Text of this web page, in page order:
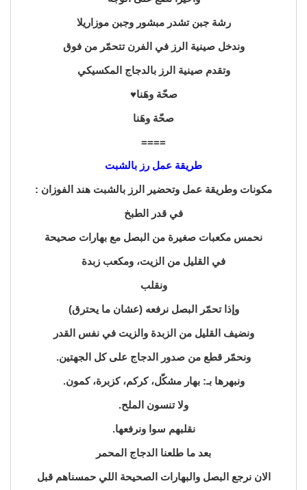
رشة جبن تشدر مبشور وجبن موزاريلا
وندخل صينية الرز في الفرن تتحمّر من فوق
وتقدم صينية الرز بالدجاج المكسيكي
صحّة وهَنا♥️
صحّة وهَنا
====
طريقة عمل رز بالشبت
مكونات وطريقة عمل وتحضير الرز بالشبت هند الفوزان :
في قدر الطبخ
نحمس مكعبات صغيرة من البصل مع بهارات صحيحة
في القليل من الزيت، ومكعب زبدة
ونقلب
وإذا تحمّر البصل نرفعه (عشان ما يحترق)
ونضيف القليل من الزبدة والزيت في نفس القدر
ونحمّر قطع من صدور الدجاج على كل الجهتين.
ونبهرها بـ: بهار مشكّل، كركم، كزبرة، كمون.
ولا تنسون الملح.
نقلبهم سوا ونرفعها.
بعد ما طلعنا الدجاج المحمر
الان نرجع البصل والبهارات الصحيحة اللي حمسناهم قبل